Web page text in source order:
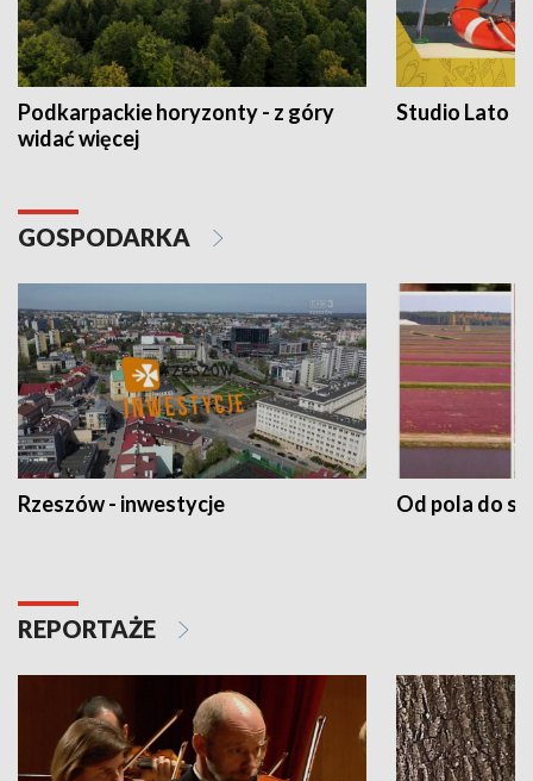
Podkarpackie horyzonty - z góry
widać więcej
Studio Lato
GOSPODARKA
Rzeszów - inwestycje Od pola do
REPORTAŻE